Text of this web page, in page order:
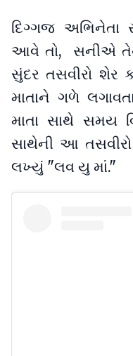
દિગ્ગજ અભિનેતા
આવે તો, સનીએ
સુંદર તસવીરો શેર
માતાને ગળે
માતા સાથે સમય
સાથેની આ
લખ્યું "લવ યુ માં."